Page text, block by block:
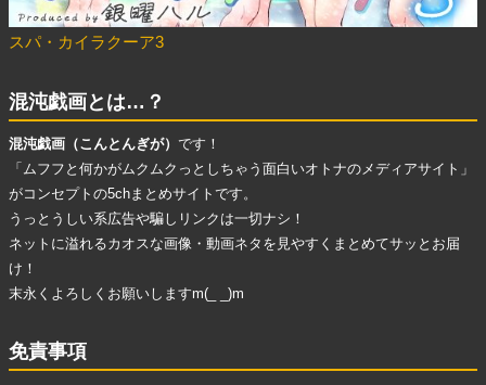
スパ・カイラクーア3
混沌戯画とは…？
混沌戯画（こんとんぎが） です！
「ムフフと何かがムクムクっとしちゃう面白いオトナのメディアサイト」
がコンセプトの5chまとめサイトです。
うっとうしい系広告や騙しリンク は一切ナシ！
ネットに溢れるカオスな画像・動画ネタ を見やすくまとめてサッとお届
け！
末永くよろしくお願いしますm(_ _)m
免責事項